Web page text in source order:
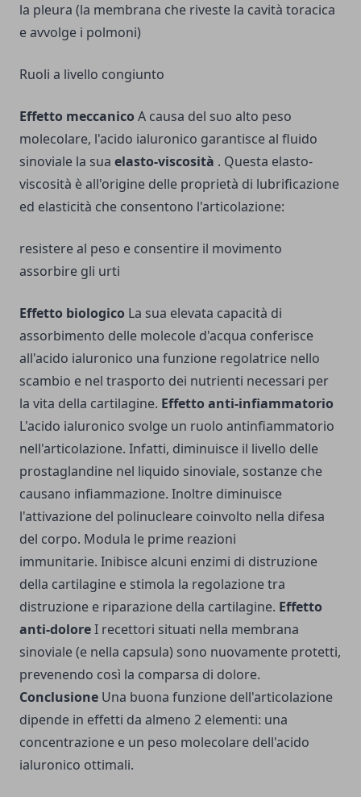
la pleura (la membrana che riveste la cavità toracica
e avvolge i polmoni)
Ruoli a livello congiunto
Effetto meccanico A causa del suo alto peso
molecolare, l'acido ialuronico garantisce al fluido
sinoviale la sua elasto-viscosità . Questa elasto-
viscosità è all'origine delle proprietà di lubrificazione
ed elasticità che consentono l'articolazione:
resistere al peso e consentire il movimento
assorbire gli urti
Effetto biologico La sua elevata capacità di
assorbimento delle molecole d'acqua conferisce
all'acido ialuronico una funzione regolatrice nello
scambio e nel trasporto dei nutrienti necessari per
la vita della cartilagine. Effetto anti-infiammatorio
L'acido ialuronico svolge un ruolo antinfiammatorio
nell'articolazione. Infatti, diminuisce il livello delle
prostaglandine nel liquido sinoviale, sostanze che
causano infiammazione. Inoltre diminuisce
l'attivazione del polinucleare coinvolto nella difesa
del corpo. Modula le prime reazioni
immunitarie. Inibisce alcuni enzimi di distruzione
della cartilagine e stimola la regolazione tra
distruzione e riparazione della cartilagine. Effetto
anti-doloreI recettori situati nella membrana
sinoviale (e nella capsula) sono nuovamente protetti,
prevenendo così la comparsa di dolore.
Conclusione Una buona funzione dell'articolazione
dipende in effetti da almeno 2 elementi: una
concentrazione e un peso molecolare dell'acido
ialuronico ottimali.